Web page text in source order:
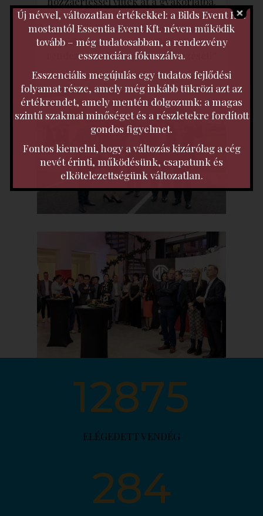
Profin kezelték a nehéz és váratlan
helyzeteket is, nem volt megoldhatatlan
probléma számukra. Köszönjük
rendezvényeink a profi szervezését!”
-Samyang Biopharm Magyarország Kft-
12875
ELÉGEDETT VENDÉG
284
Új névvel, változatlan értékekkel: a Bilds Event Kft.
mostantól Essentia Event Kft. néven működik
tovább – még tudatosabban, a rendezvény
esszenciára fókuszálva.
Esszenciális megújulás egy tudatos fejlődési
folyamat része, amely még inkább tükrözi azt az
értékrendet, amely mentén dolgozunk: a magas
szintű szakmai minőséget és a részletekre fordított
gondos figyelmet.
Fontos kiemelni, hogy a változás kizárólag a cég
nevét érinti, működésünk, csapatunk és
elkötelezettségünk változatlan.